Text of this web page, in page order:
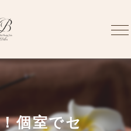
個室でセ